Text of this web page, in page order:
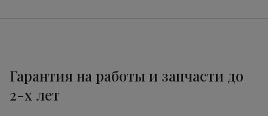
Гарантия на работы и запчасти до
2-х лет